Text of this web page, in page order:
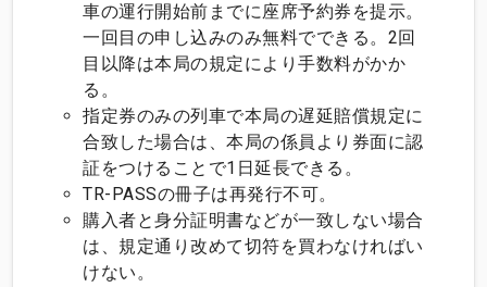
車の運行開始前までに座席予約券を提示。
一回目の申し込みのみ無料でできる。2回
目以降は本局の規定により手数料がかか
る。
指定券のみの列車で本局の遅延賠償規定に
合致した場合は、本局の係員より券面に認
証をつけることで1日延長できる。
TR-PASSの冊子は再発行不可。
購入者と身分証明書などが一致しない場合
は、規定通り改めて切符を買わなければい
けない。